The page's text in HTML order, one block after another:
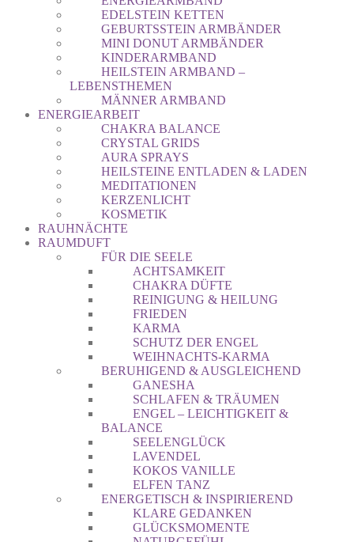
EDELSTEIN KETTEN
GEBURTSSTEIN ARMBÄNDER
MINI DONUT ARMBÄNDER
KINDERARMBAND
HEILSTEIN ARMBAND –
LEBENSTHEMEN
MÄNNER ARMBAND
ENERGIEARBEIT
CHAKRA BALANCE
CRYSTAL GRIDS
AURA SPRAYS
HEILSTEINE ENTLADEN & LADEN
MEDITATIONEN
KERZENLICHT
KOSMETIK
RAUHNÄCHTE
RAUMDUFT
FÜR DIE SEELE
ACHTSAMKEIT
CHAKRA DÜFTE
REINIGUNG & HEILUNG
FRIEDEN
KARMA
SCHUTZ DER ENGEL
WEIHNACHTS-KARMA
BERUHIGEND & AUSGLEICHEND
GANESHA
SCHLAFEN & TRÄUMEN
ENGEL – LEICHTIGKEIT &
BALANCE
SEELENGLÜCK
LAVENDEL
KOKOS VANILLE
ELFEN TANZ
ENERGETISCH & INSPIRIEREND
KLARE GEDANKEN
GLÜCKSMOMENTE